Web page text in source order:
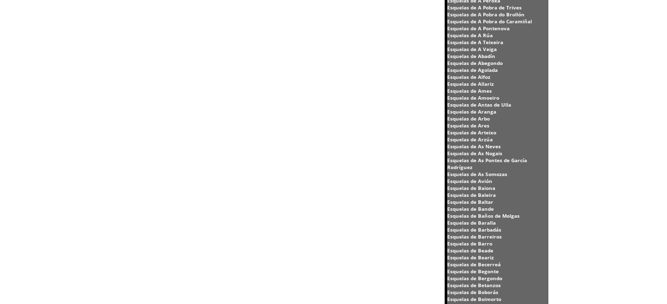
Esquelas de A Pobra de Trives
Esquelas de A Pobra do Brollón
Esquelas de A Pobra do Caramiñal
Esquelas de A Pontenova
Esquelas de A Rúa
Esquelas de A Teixeira
Esquelas de A Veiga
Esquelas de Abadín
Esquelas de Abegondo
Esquelas de Agolada
Esquelas de Alfoz
Esquelas de Allariz
Esquelas de Ames
Esquelas de Amoeiro
Esquelas de Antas de Ulla
Esquelas de Aranga
Esquelas de Arbo
Esquelas de Ares
Esquelas de Arteixo
Esquelas de Arzúa
Esquelas de As Neves
Esquelas de As Nogais
Esquelas de As Pontes de García
Rodríguez
Esquelas de As Somozas
Esquelas de Avión
Esquelas de Baiona
Esquelas de Baleira
Esquelas de Baltar
Esquelas de Bande
Esquelas de Baños de Molgas
Esquelas de Baralla
Esquelas de Barbadás
Esquelas de Barreiros
Esquelas de Barro
Esquelas de Beade
Esquelas de Beariz
Esquelas de Becerreá
Esquelas de Begonte
Esquelas de Bergondo
Esquelas de Betanzos
Esquelas de Boborás
Esquelas de Boimorto